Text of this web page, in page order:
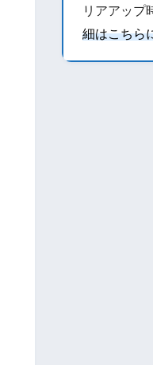
リアアップ
細はこちら